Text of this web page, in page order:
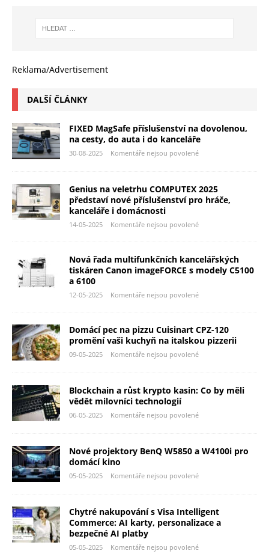
Reklama/Advertisement
DALŠÍ ČLÁNKY
FIXED MagSafe příslušenství na dovolenou,
na cesty, do auta i do kanceláře
30-08-2025 Komentáře nejsou povolené
Genius na veletrhu COMPUTEX 2025
představí nové příslušenství pro hráče,
kanceláře i domácnosti
14-05-2025 Komentáře nejsou povolené
Nová řada multifunkčních kancelářských
tiskáren Canon imageFORCE s modely C5100
a 6100
12-05-2025 Komentáře nejsou povolené
Domácí pec na pizzu Cuisinart CPZ-120
promění vaši kuchyň na italskou pizzerii
09-05-2025 Komentáře nejsou povolené
Blockchain a růst krypto kasin: Co by měli
vědět milovníci technologií
06-05-2025 Komentáře nejsou povolené
Nové projektory BenQ W5850 a W4100i pro
domácí kino
05-05-2025 Komentáře nejsou povolené
Chytré nakupování s Visa Intelligent
Commerce: AI karty, personalizace a
bezpečné AI platby
05-05-2025 Komentáře nejsou povolené